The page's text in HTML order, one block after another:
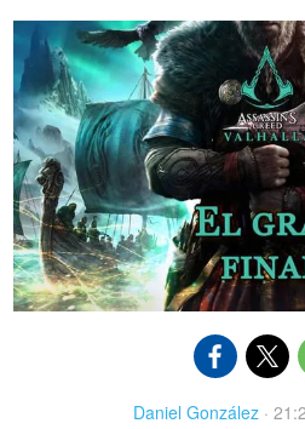
Daniel González ·